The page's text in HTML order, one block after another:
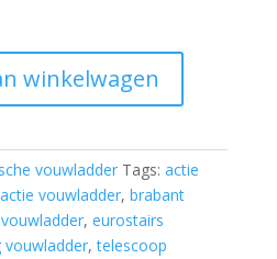
winkelwagen
vouwladder Tags: actie
actie vouwladder, brabant
, eurostairs
vouwladder,telescoop